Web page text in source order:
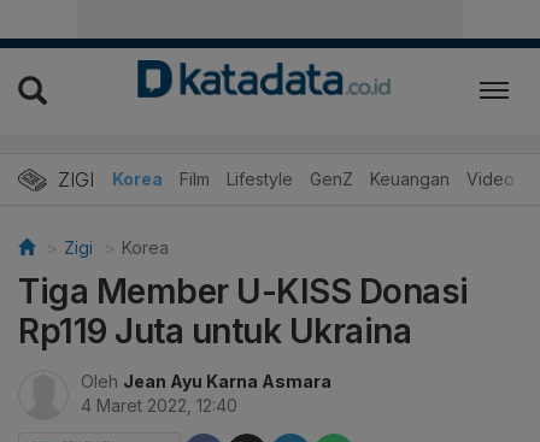
ZIGI
Hits Korea Film Lifestyle GenZ Keuangan Video
Zigi Korea
Tiga Member U-KISS Donasi
Rp119 Juta untuk Ukraina
Oleh Jean Ayu Karna Asmara
4 Maret 2022, 12:40